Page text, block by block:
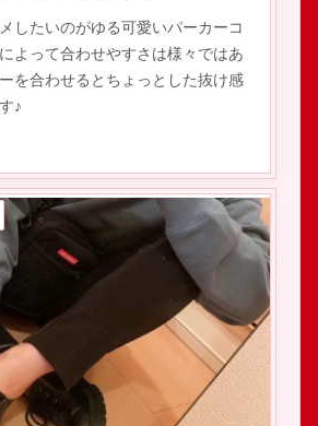
したいのがゆる可愛いパーカーコ
よって合わせやすさは様々ではあ
を合わせるとちょっとした抜け感
♪